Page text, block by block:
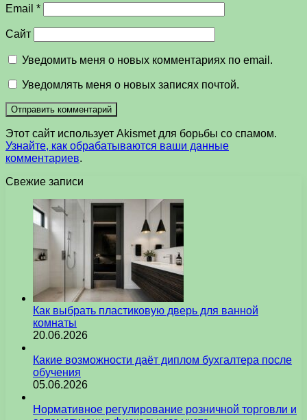
Email *
Сайт
Уведомить меня о новых комментариях по email.
Уведомлять меня о новых записях почтой.
Этот сайт использует Akismet для борьбы со спамом.
Узнайте, как обрабатываются ваши данные
комментариев.
Свежие записи
Как выбрать пластиковую дверь для ванной
комнаты
20.06.2026
Какие возможности даёт диплом бухгалтера после
обучения
05.06.2026
Нормативное регулирование розничной торговли и